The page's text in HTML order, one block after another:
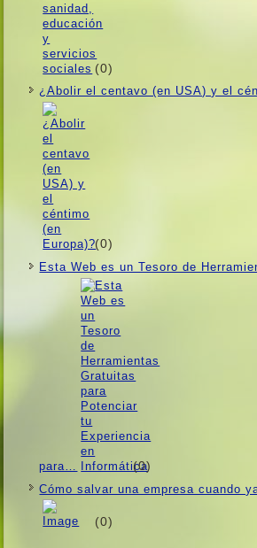
(0)
¿Abolir el centavo (en USA) y el
(0)
Esta Web es un Tesoro de
para… (0)
Cómo salvar una empresa cuando
(0)